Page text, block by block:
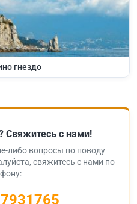
гнездо
Свяжитесь с нами!
либо вопросы по поводу
свяжитесь с нами по